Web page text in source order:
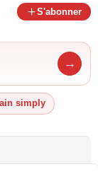
S'abonner
→
simply